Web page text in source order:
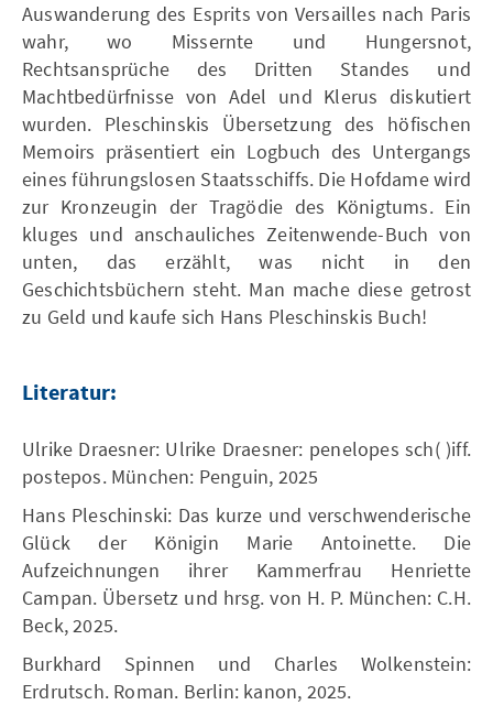
Auswanderung des Esprits von Versailles nach Paris
wahr, wo Missernte und Hungersnot,
Rechtsansprüche des Dritten Standes und
Machtbedürfnisse von Adel und Klerus diskutiert
wurden. Pleschinskis Übersetzung des höfischen
Memoirs präsentiert ein Logbuch des Untergangs
eines führungslosen Staatsschiffs. Die Hofdame wird
zur Kronzeugin der Tragödie des Königtums. Ein
kluges und anschauliches Zeitenwende-Buch von
unten, das erzählt, was nicht in den
Geschichtsbüchern steht. Man mache diese getrost
zu Geld und kaufe sich Hans Pleschinskis Buch!
Literatur:
Ulrike Draesner: Ulrike Draesner: penelopes sch( )iff.
postepos. München: Penguin, 2025
Hans Pleschinski: Das kurze und verschwenderische
Glück der Königin Marie Antoinette. Die
Aufzeichnungen ihrer Kammerfrau Henriette
Campan. Übersetz und hrsg. von H. P. München: C.H.
Beck, 2025.
Burkhard Spinnen und Charles Wolkenstein:
Erdrutsch. Roman. Berlin: kanon, 2025.